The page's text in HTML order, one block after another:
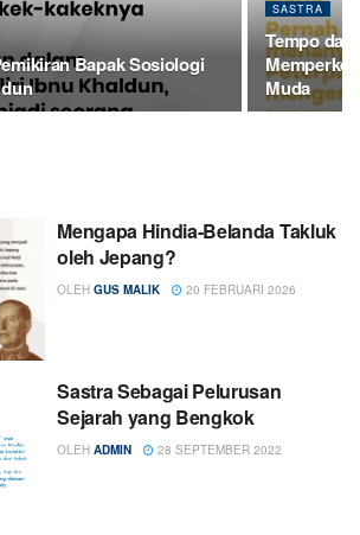
Bapak Sosiologi
SASTRA
Tempo
Muda
Mengapa Hindia-Belanda Takluk
oleh Jepang?
OLEH GUS MALIK 20 FEBRUARI 2026
Sastra Sebagai Pelurusan
Sejarah yang Bengkok
OLEH ADMIN 28 SEPTEMBER 2022